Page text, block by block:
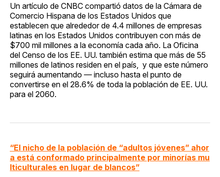
Un artículo de CNBC compartió datos de la Cámara de
Comercio Hispana de los Estados Unidos que
establecen que alrededor de 4.4 millones de empresas
latinas en los Estados Unidos contribuyen con más de
$700 mil millones a la economía cada año. La Oficina
del Censo de los EE. UU. también estima que más de 55
millones de latinos residen en el país, y que este número
seguirá aumentando — incluso hasta el punto de
convertirse en el 28.6% de toda la población de EE. UU.
para el 2060.
“El nicho de la población de “adultos jóvenes” ahor
a está conformado principalmente por minorías mu
lticulturales en lugar de blancos”